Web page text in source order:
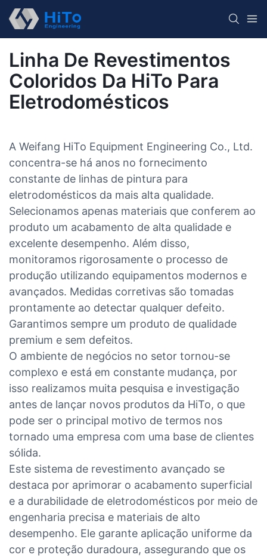
Linha De Revestimentos
Coloridos Da HiTo Para
Eletrodomésticos
A Weifang HiTo Equipment Engineering Co., Ltd.
concentra-se há anos no fornecimento
constante de linhas de pintura para
eletrodomésticos da mais alta qualidade.
Selecionamos apenas materiais que conferem ao
produto um acabamento de alta qualidade e
excelente desempenho. Além disso,
monitoramos rigorosamente o processo de
produção utilizando equipamentos modernos e
avançados. Medidas corretivas são tomadas
prontamente ao detectar qualquer defeito.
Garantimos sempre um produto de qualidade
premium e sem defeitos.
O ambiente de negócios no setor tornou-se
complexo e está em constante mudança, por
isso realizamos muita pesquisa e investigação
antes de lançar novos produtos da HiTo, o que
pode ser o principal motivo de termos nos
tornado uma empresa com uma base de clientes
sólida.
Este sistema de revestimento avançado se
destaca por aprimorar o acabamento superficial
e a durabilidade de eletrodomésticos por meio de
engenharia precisa e materiais de alto
desempenho. Ele garante aplicação uniforme da
cor e proteção duradoura, assegurando que os